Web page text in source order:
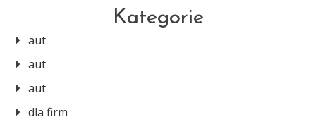
Kategorie
aut
aut
aut
dla firm